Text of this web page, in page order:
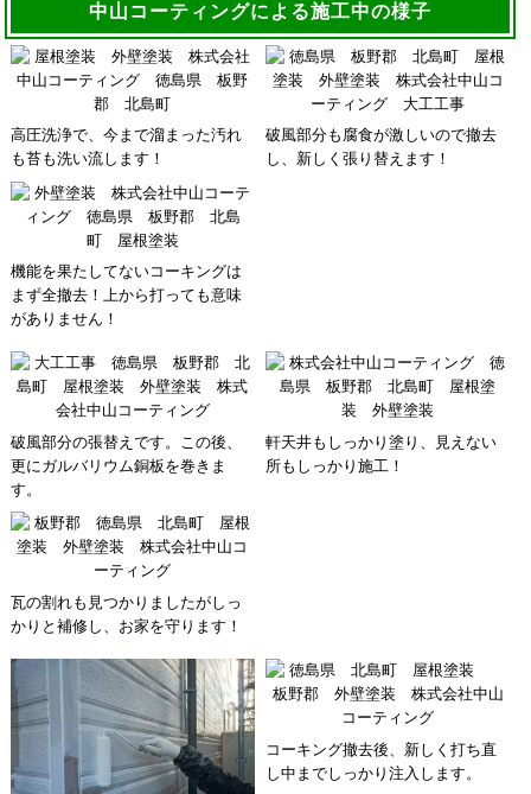
中山コーティングによる施工中の様子
高圧洗浄で、今まで溜まった汚れ
も苔も洗い流します！
破風部分も腐食が激しいので撤去
し、新しく張り替えます！
機能を果たしてないコーキングは
まず全撤去！上から打っても意味
がありません！
破風部分の張替えです。この後、
更にガルバリウム銅板を巻きま
す。
軒天井もしっかり塗り、見えない
所もしっかり施工！
瓦の割れも見つかりましたがしっ
かりと補修し、お家を守ります！
コーキング撤去後、新しく打ち直
し中までしっかり注入します。